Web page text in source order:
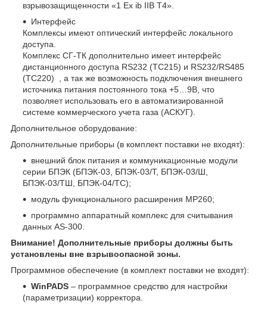
взрывозащищенности «1 Ex ib IIB T4».
Интерфейс
Комплексы имеют оптический интерфейс локального
доступа.
Комплекс СГ-ТК дополнительно имеет интерфейс
дистанционного доступа RS232 (ТС215) и RS232/RS485
(ТС220) , а так же возможность подключения внешнего
источника питания постоянного тока +5…9В, что
позволяет использовать его в автоматизированной
системе коммерческого учета газа (АСКУГ).
Дополнительное оборудование:
Дополнительные приборы (в комплект поставки не входят):
внешний блок питания и коммуникационные модули
серии БПЭК (БПЭК-03, БПЭК-03/Т, БПЭК-03/Ш,
БПЭК-03/ТШ, БПЭК-04/ТС);
модуль функционального расширения МР260;
программно аппаратный комплекс для считывания
данных AS-300.
Внимание! Дополнительные приборы должны быть
установлены вне взрывоопасной зоны.
Программное обеспечение (в комплект поставки не входят):
WinPADS – программное средство для настройки
(параметризации) корректора.